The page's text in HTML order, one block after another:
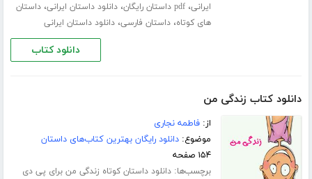
ایرانی،pdf داستان رایگان ،دانلود داستان ایرانی،داستان
های کوتاه،داستان فارسی،دانلود داستان ایرانی
دانلود کتاب
دانلود کتاب زندگی من
از:فاطمه نجاری
موضوع:دانلود رایگان بهترین کتاب‌های داستان
۱۵۴ صفحه
برچسب‌ها:دانلود داستان کوتاه زندگی من برای پی دی